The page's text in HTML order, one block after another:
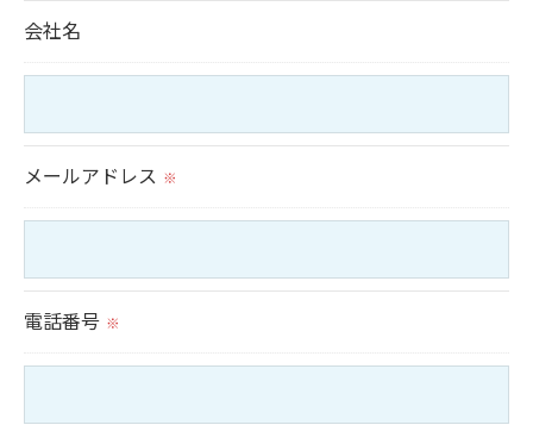
置をとり、適切な監督を行います。
当社では、個人情報の漏洩等がなされないよう、適
切に安全管理対策を実施します。
必要な情報を頂けない場合は、それに対応した当社
のサービスをご提供できない場合がございますので
予めご了承ください。
会社名
メールアドレス ※
電話番号 ※